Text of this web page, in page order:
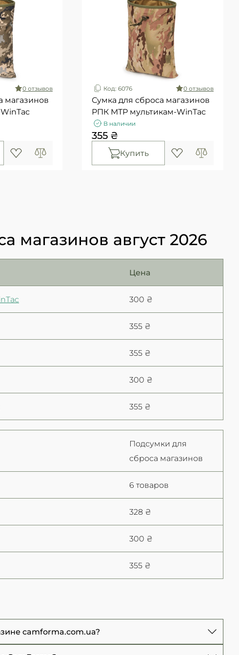
0 отзывов
магазинов
Код: 6076 0 отзывов
Сумка для сброса магазинов
РПК МТР мультикам-WinTac
В наличии
355 ₴
Купить
магазинов август 2026
Цена
300 ₴
355 ₴
355 ₴
300 ₴
355 ₴
Подсумки для
сброса магазинов
6 товаров
328 ₴
300 ₴
355 ₴
camforma.com.ua?